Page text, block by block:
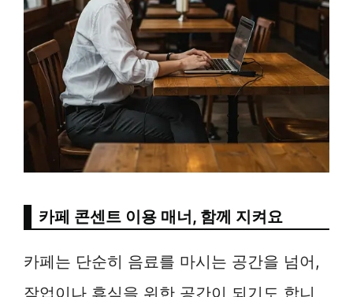
카페 콘센트 이용 매너, 함께 지켜요
카페는 단순히 음료를 마시는 공간을 넘어,
작업이나 휴식을 위한 공간이 되기도 합니